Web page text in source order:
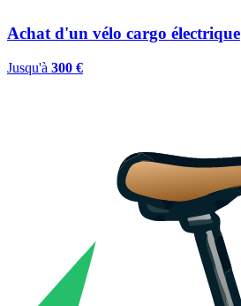
Achat d'un vélo cargo électrique
Jusqu'à 300 €